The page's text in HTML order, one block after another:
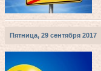
Пятница, 29 сентября 2017